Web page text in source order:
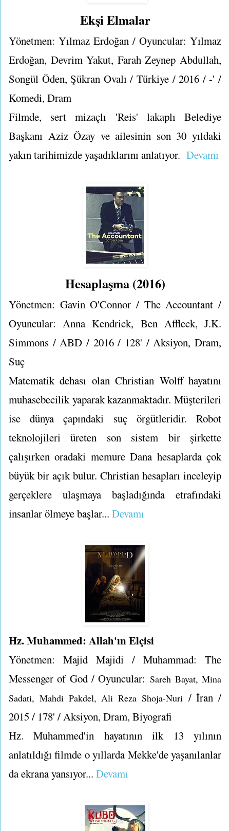
Ekşi Elmalar
Yönetmen: Yılmaz Erdoğan / Oyuncular: Yılmaz
Erdoğan, Devrim Yakut, Farah Zeynep Abdullah,
Songül Öden, Şükran Ovalı / Türkiye / 2016 / -' /
Komedi, Dram
Filmde, sert mizaçlı 'Reis' lakaplı Belediye
Başkanı Aziz Özay ve ailesinin son 30 yıldaki
yakın tarihimizde yaşadıklarını anlatıyor. Devamı
Hesaplaşma (2016)
Yönetmen: Gavin O'Connor / The Accountant /
Oyuncular: Anna Kendrick, Ben Affleck, J.K.
Simmons / ABD / 2016 / 128' / Aksiyon, Dram,
Suç
Matematik dehası olan Christian Wolff hayatını
muhasebecilik yaparak kazanmaktadır. Müşterileri
ise dünya çapındaki suç örgütleridir. Robot
teknolojileri üreten son sistem bir şirkette
çalışırken oradaki memure Dana hesaplarda çok
büyük bir açık bulur. Christian hesapları inceleyip
gerçeklere ulaşmaya başladığında etrafındaki
insanlar ölmeye başlar... Devamı
Hz. Muhammed: Allah'ın Elçisi
Yönetmen: Majid Majidi / Muhammad: The
Messenger of God / Oyuncular:Sareh Bayat, Mina
Sadati, Mahdi Pakdel, Ali Reza Shoja-Nuri / İran /
2015 / 178' / Aksiyon, Dram, Biyografi
Hz. Muhammed'in hayatının ilk 13 yılının
anlatıldığı filmde o yıllarda Mekke'de yaşanılanlar
da ekrana yansıyor... Devamı